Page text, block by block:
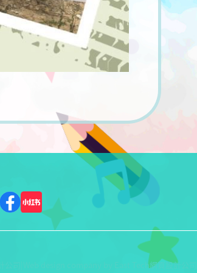
East Tech網頁設計公司